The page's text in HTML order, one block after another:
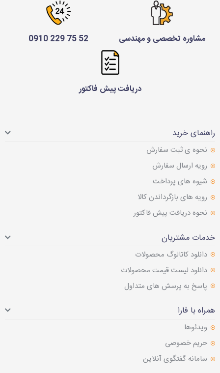
مشاوره تخصصی و مهندسی 52 75 229 0910
دریافت پیش فاکتور
راهنمای خرید
نحوه ی ثبت سفارش
رویه ارسال سفارش
شیوه های پرداخت
رویه های بازگرداندن کالا
نحوه دریافت پیش فاکتور
خدمات مشتریان
دانلود کاتالوگ محصولات
دانلود لیست قیمت محصولات
پاسخ به پرسش های متداول
همراه با فارا
ویدئوها
حریم خصوصی
سامانه گفتگوی آنلاین